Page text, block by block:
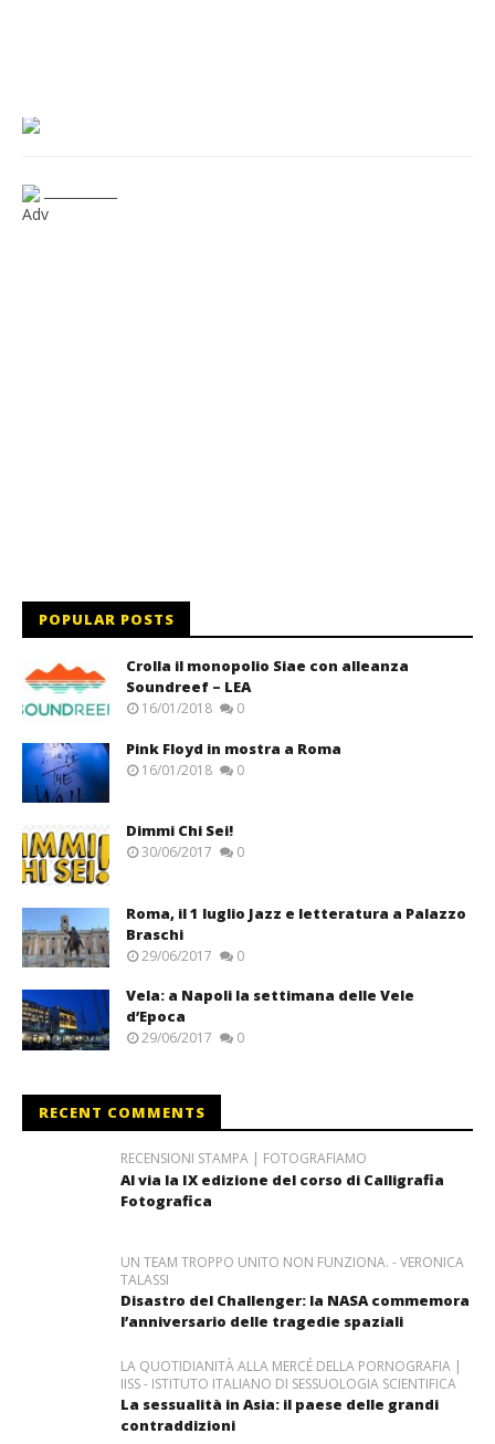
Adv
POPULAR POSTS
Crolla il monopolio Siae con alleanza
Soundreef – LEA
16/01/2018 0
Pink Floyd in mostra a Roma
16/01/2018 0
Dimmi Chi Sei!
30/06/2017 0
Roma, il 1 luglio Jazz e letteratura a Palazzo
Braschi
29/06/2017 0
Vela: a Napoli la settimana delle Vele
d’Epoca
29/06/2017 0
RECENT COMMENTS
RECENSIONI STAMPA | FOTOGRAFIAMO
Al via la IX edizione del corso di Calligrafia
Fotografica
UN TEAM TROPPO UNITO NON FUNZIONA. - VERONICA
TALASSI
Disastro del Challenger: la NASA commemora
l’anniversario delle tragedie spaziali
LA QUOTIDIANITÀ ALLA MERCÉ DELLA PORNOGRAFIA |
IISS - ISTITUTO ITALIANO DI SESSUOLOGIA SCIENTIFICA
La sessualità in Asia: il paese delle grandi
contraddizioni